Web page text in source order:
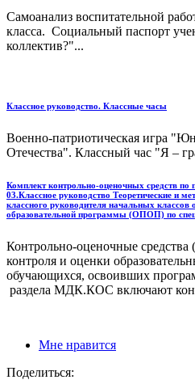
Самоанализ воспитательной
класса. Социальный паспорт
коллектив?"...
Классное руководство. Классные часы
Военно-патриотическая игра
Отечества". Классный час "Я –
Комплект контрольно-оценочных средств
03.Классное руководство Теоретические и
классного руководителя начальных классов
образовательной программы (ОПОП) по
Контрольно-оценочные
контроля и оценки
обучающихся, освоивших
раздела МДК.КОС включают
Мне нравится
Поделиться: